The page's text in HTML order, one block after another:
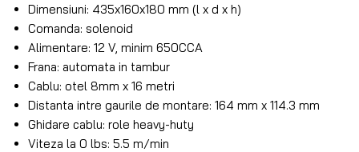
Dimensiuni: 435x160x180 mm (l x d x h)
Comanda: solenoid
Alimentare: 12 V, minim 650CCA
Frana: automata in tambur
Cablu: otel 8mm x 16 metri
Distanta intre gaurile de montare: 164 mm x 114.3 mm
Ghidare cablu: role heavy-huty
Viteza la 0 lbs: 5.5 m/min